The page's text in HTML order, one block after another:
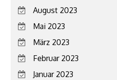
August 2023
Mai 2023
März 2023
Februar 2023
Januar 2023